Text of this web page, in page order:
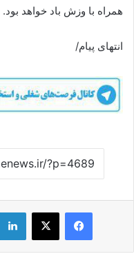
همراه با وزش باد خواهد بود.
انتهای پیام/
فیسبوکایکس